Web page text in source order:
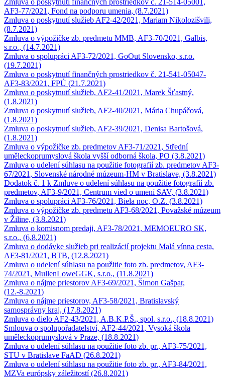
Zmluva o poskytnutí finančných prostriedkov č. 21-514-05001,
AF3-77/2021, Fond na podporu umenia, (8.7.2021)
Zmluva o poskytnutí služieb AF2-42/2021, Mariam Nikolozišvili,
(8.7.2021)
Zmluva o výpožičke zb. predmetu MMB, AF3-70/2021, Galbis,
s.r.o., (14.7.2021)
Zmluva o spolupráci AF3-72/2021, GoOut Slovensko, s.r.o.
(19.7.2021)
Zmluva o poskytnutí finančných prostriedkov č. 21-541-05047-
AF3-83/2021, FPÚ (21.7.2021)
Zmluva o poskytnutí služieb, AF2-41/2021, Marek Šťastný,
(1.8.2021)
Zmluva o poskytnutí služieb, AF2-40/2021, Mária Chupáčová,
(1.8.2021)
Zmluva o poskytnutí služieb, AF2-39/2021, Denisa Bartošová,
(1.8.2021)
Zmluva o výpožičke zb. predmetov AF3-71/2021, Střední
uměleckoprumyslová škola vyšší odborná škola, PO (3.8.2021)
Zmluva o udelení súhlasu na použitie fotografií zb. predmetov AF3-
67/2021, Slovenské národné múzeum-HM v Bratislave, (3.8.2021)
Dodatok č. 1 k Zmluve o udelení súhlasu na použitie fotografií zb.
predmetov, AF3-9/2021, Centrum vied o umení SAV, (3.8.2021)
Zmluva o spolupráci AF3-76/2021, Biela noc, O.Z. (3.8.2021)
Zmluva o výpožičke zb. predmetu AF3-68/2021, Považské múzeum
v Žiline, (3.8.2021)
Zmluva o komisnom predaji, AF3-78/2021, MEMOEURO SK,
s.r.o., (6.8.2021)
Zmluva o dodávke služieb pri realizácií projektu Malá vínna cesta,
AF3-81/2021, BTB, (12.8.2021)
Zmluva o udelení súhlasu na použitie foto zb. predmetov, AF3-
74/2021, MullenLoweGGK, s.r.o., (11.8.2021)
Zmluva o nájme priestorov AF3-69/2021, Šimon Gašpar,
(12.-8.2021)
Zmluva o nájme priestorov, AF3-58/2021, Bratislavský
samosprávny kraj, (17.8.2021)
Zmluva o dielo AF2-43/2021, A.B.K.P.Š., spol. s.r.o., (18.8.2021)
Smlouva o spolupořadatelství, AF2-44/2021, Vysoká škola
uměleckoprumyslová v Praze, (18.8.2021)
Zmluva o udelení súhlasu na použitie foto zb. pr., AF3-75/2021,
STU v Bratislave FaAD (26.8.2021)
Zmluva o udelení súhlasu na použitie foto zb. pr., AF3-84/2021,
MZVa európsky záležitostí (26.8.2021)